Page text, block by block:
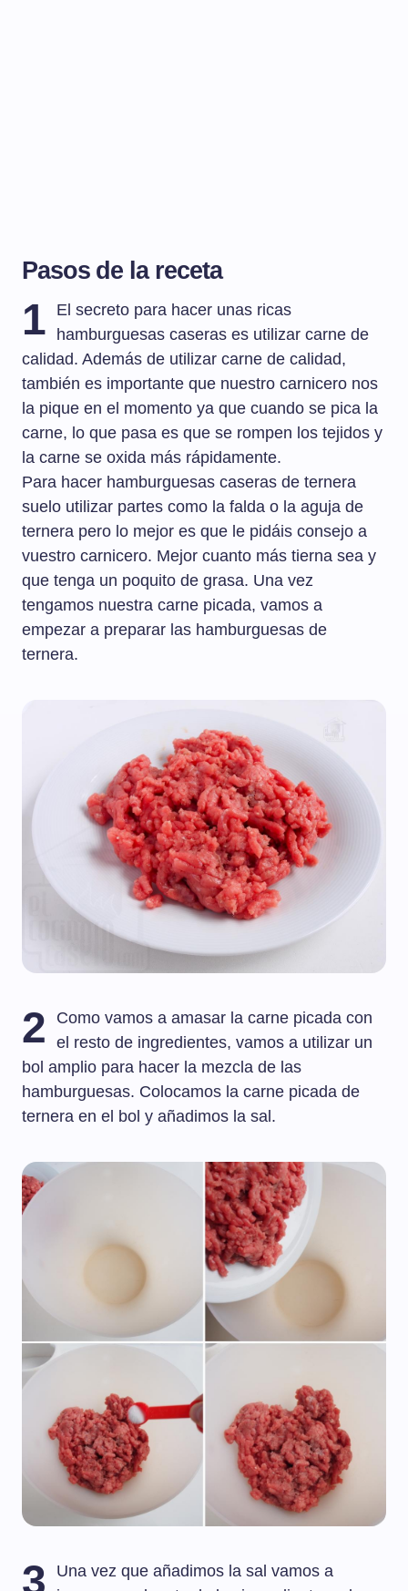
Pasos de la receta
1
El secreto para hacer unas ricas
hamburguesas caseras es utilizar carne de
calidad. Además de utilizar carne de calidad,
también es importante que nuestro carnicero nos
la pique en el momento ya que cuando se pica la
carne, lo que pasa es que se rompen los tejidos y
la carne se oxida más rápidamente.
Para hacer hamburguesas caseras de ternera
suelo utilizar partes como la falda o la aguja de
ternera pero lo mejor es que le pidáis consejo a
vuestro carnicero. Mejor cuanto más tierna sea y
que tenga un poquito de grasa. Una vez
tengamos nuestra carne picada, vamos a
empezar a preparar las hamburguesas de
ternera.
2
Como vamos a amasar la carne picada con
el resto de ingredientes, vamos a utilizar un
bol amplio para hacer la mezcla de las
hamburguesas. Colocamos la carne picada de
ternera en el bol y añadimos la sal.
3
Una vez que añadimos la sal vamos a